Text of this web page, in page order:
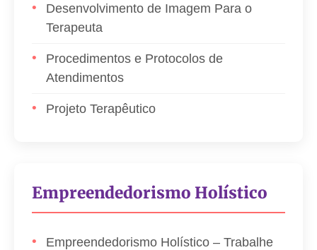
Desenvolvimento de Imagem Para o
Terapeuta
Procedimentos e Protocolos de
Atendimentos
Projeto Terapêutico
Empreendedorismo Holístico
Empreendedorismo Holístico – Trabalhe